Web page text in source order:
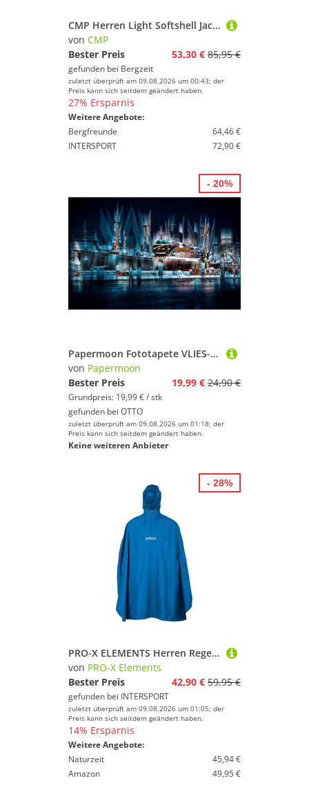
CMP Herren Light Softshell Jacke
von CMP
Bester Preis
53,30 € 85,95 €
gefunden bei Bergzeit
zuletzt überprüft am 09.08.2026 um 00:43; der
Preis kann sich seitdem geändert haben.
27% Ersparnis
Weitere Angebote:
Bergfreunde
64,46 €
INTERSPORT
72,90 €
Papermoon Fototapete VLIES-Tapete Premium Hafen Cap San Diego Schiff Licht Weiß Nacht, Kleister KOSTENLOS, reduziert, 3D-Effekt, restlos trocken abziehbar, (komplett Set inkl. Tapetenkleister, 8336), Wandtapete Bild Dekoration Wand-Dekor Motiv Tapete Poster
von Papermoon
Bester Preis
19,99 € 24,90 €
Grundpreis: 19,99 € / stk
gefunden bei OTTO
zuletzt überprüft am 09.08.2026 um 01:18; der
Preis kann sich seitdem geändert haben.
Keine weiteren Anbieter
- 20%
PRO-X ELEMENTS Herren Regenponcho PASOFINO Rad-Poncho mit Armdurchgriffen
von PRO-X Elements
Bester Preis
42,90 € 59,95 €
gefunden bei INTERSPORT
zuletzt überprüft am 09.08.2026 um 01:05; der
Preis kann sich seitdem geändert haben.
14% Ersparnis
Weitere Angebote:
Naturzeit
45,94 €
Amazon
49,95 €
- 28%